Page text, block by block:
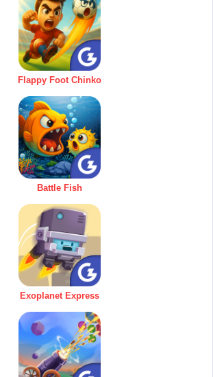
Flappy Foot Chinko
Battle Fish
Exoplanet Express